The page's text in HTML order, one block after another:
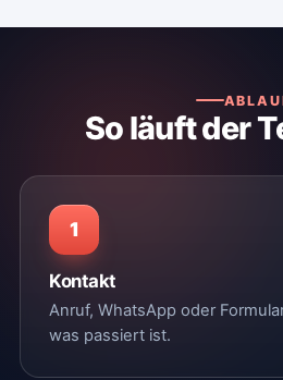
So läuft der
1
Kontakt
Anruf, WhatsApp oder
was passiert ist.